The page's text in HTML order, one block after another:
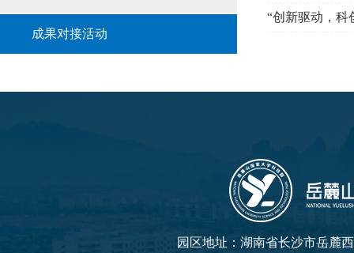
成果对接活动
“创新驱动，科
园区地址：湖南省长沙市岳麓